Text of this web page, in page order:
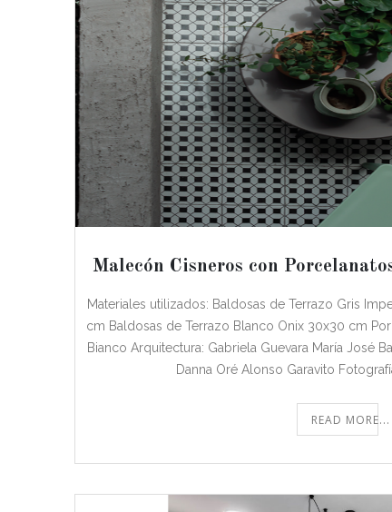
Malecón Cisneros con
Materiales utilizados: Baldosas de Terrazo Gris
cm Baldosas de Terrazo Blanco Onix 30x30 cm
Bianco Arquitectura: Gabriela Guevara María José
Danna Oré Alonso Garavito
READ MORE...